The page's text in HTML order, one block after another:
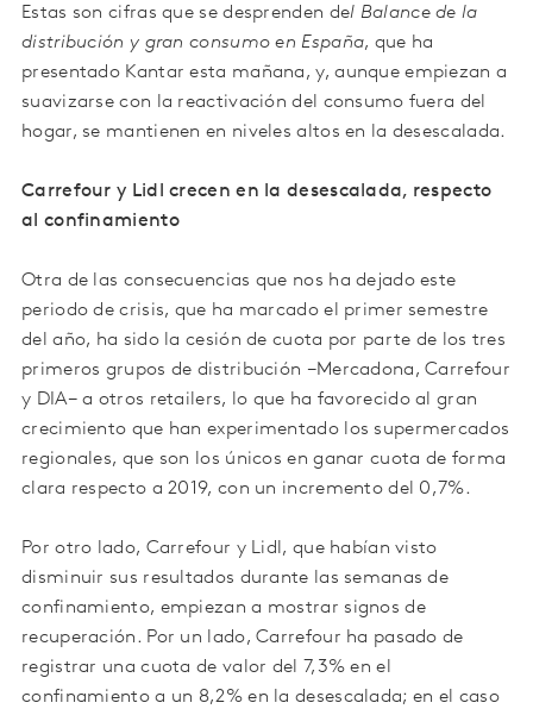
Estas son cifras que se desprenden del Balance de la
distribución y gran consumo en España, que ha
presentado Kantar esta mañana, y, aunque empiezan a
suavizarse con la reactivación del consumo fuera del
hogar, se mantienen en niveles altos en la desescalada.
Carrefour y Lidl crecen en la desescalada, respecto
al confinamiento
Otra de las consecuencias que nos ha dejado este
periodo de crisis, que ha marcado el primer semestre
del año, ha sido la cesión de cuota por parte de los tres
primeros grupos de distribución −Mercadona, Carrefour
y DIA− a otros retailers, lo que ha favorecido al gran
crecimiento que han experimentado los supermercados
regionales, que son los únicos en ganar cuota de forma
clara respecto a 2019, con un incremento del 0,7%.
Por otro lado, Carrefour y Lidl, que habían visto
disminuir sus resultados durante las semanas de
confinamiento, empiezan a mostrar signos de
recuperación. Por un lado, Carrefour ha pasado de
registrar una cuota de valor del 7,3% en el
confinamiento a un 8,2% en la desescalada; en el caso